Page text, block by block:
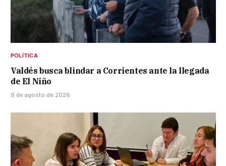
POLÍTICA
Valdés busca blindar a Corrientes ante la llegada
de El Niño
9 de agosto de 2026